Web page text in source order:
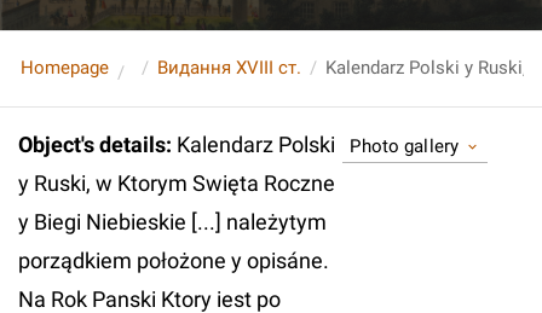
Homepage Видання XVIII ст.
Object's details: Kalendarz Polski
y Ruski, w Ktorym Swięta Roczne
y Biegi Niebieskie [...] należytym
porządkiem położone y opisáne.
Na Rok Panski Ktory iest po
Photo gallery